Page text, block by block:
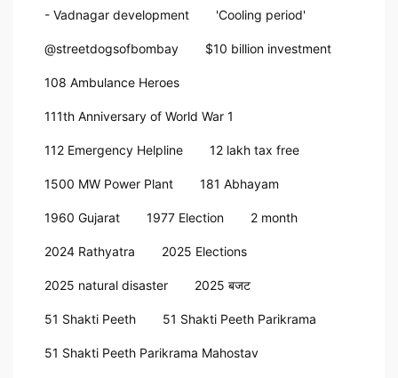
- Vadnagar development 'Cooling period'
@streetdogsofbombay $10 billion investment
108 Ambulance Heroes
111th Anniversary of World War 1
112 Emergency Helpline 12 lakh tax free
1500 MW Power Plant 181 Abhayam
1960 Gujarat 1977 Election 2 month
2024 Rathyatra 2025 Elections
2025 natural disaster 2025 बजट
51 Shakti Peeth 51 Shakti Peeth Parikrama
51 Shakti Peeth Parikrama Mahostav